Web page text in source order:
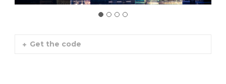
Get the code